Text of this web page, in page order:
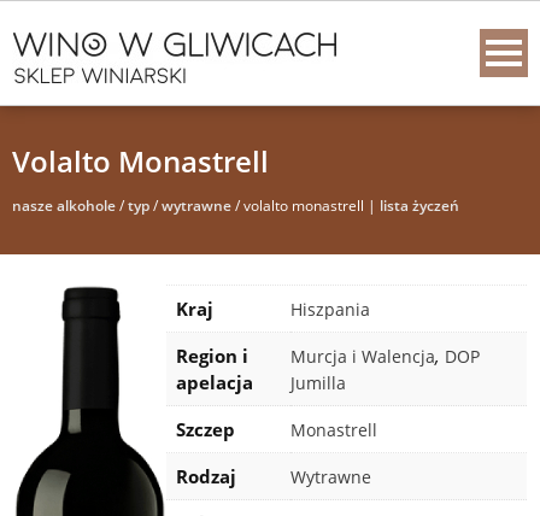
Volalto Monastrell
nasze alkohole/typ/wytrawne/ volalto monastrell | lista życzeń
Kraj Hiszpania
Region i
apelacja
Murcja i Walencja, DOP
Jumilla
Szczep Monastrell
Rodzaj Wytrawne